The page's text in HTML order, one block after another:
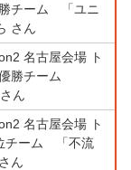
チーム 「ユニ
さん
名古屋会場 ト
勝チーム
ん
名古屋会場 ト
チーム 「不流
ん